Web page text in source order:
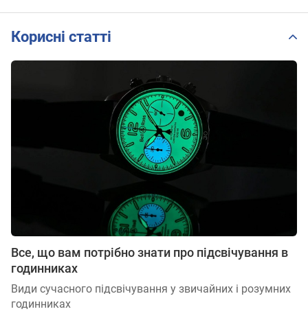
51.00
Корисні статті
Все, що вам потрібно знати про підсвічування в
годинниках
Види сучасного підсвічування у звичайних і розумних
годинниках